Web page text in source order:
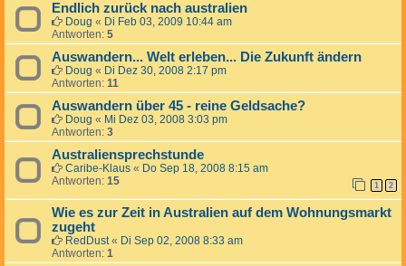
Endlich zurück nach australien
Doug « Di Feb 03, 2009 10:44 am
Antworten: 5
Auswandern... Welt erleben... Die Zukunft ändern
Doug « Di Dez 30, 2008 2:17 pm
Antworten: 11
Auswandern über 45 - reine Geldsache?
Doug « Mi Dez 03, 2008 3:03 pm
Antworten: 3
Australiensprechstunde
Caribe-Klaus « Do Sep 18, 2008 8:15 am
Antworten: 15 1 2
Wie es zur Zeit in Australien auf dem Wohnungsmarkt
zugeht
RedDust« Di Sep 02, 2008 8:33 am
Antworten: 1